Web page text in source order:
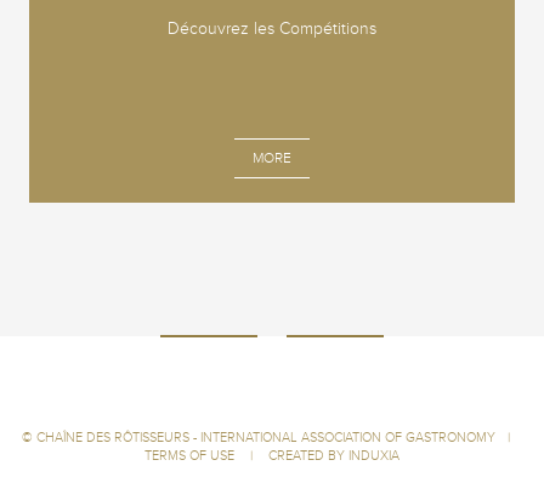
Découvrez les Compétitions
MORE
© CHAÎNE DES RÔTISSEURS - INTERNATIONAL ASSOCIATION OF GASTRONOMY
|
TERMS OF USE
| CREATED BY INDUXIA